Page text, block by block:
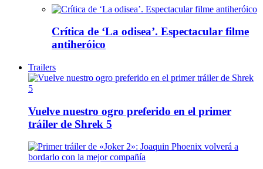
Crítica de ‘La odisea’. Espectacular filme
antiheróico
Trailers
Vuelve nuestro ogro preferido en el primer
tráiler de Shrek 5